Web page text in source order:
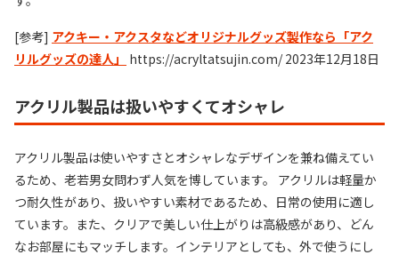
[参考] アクキー・アクスタなどオリジナルグッズ製作なら「アク
リルグッズの達人」
https://acryltatsujin.com/ 2023年12月18日
アクリル製品は扱いやすくてオシャレ
アクリル製品は使いやすさとオシャレなデザインを兼ね備えてい
るため、老若男女問わず人気を博しています。 アクリルは軽量か
つ耐久性があり、扱いやすい素材であるため、日常の使用に適し
ています。また、クリアで美しい仕上がりは高級感があり、どん
なお部屋にもマッチします。インテリアとしても、外で使うにし